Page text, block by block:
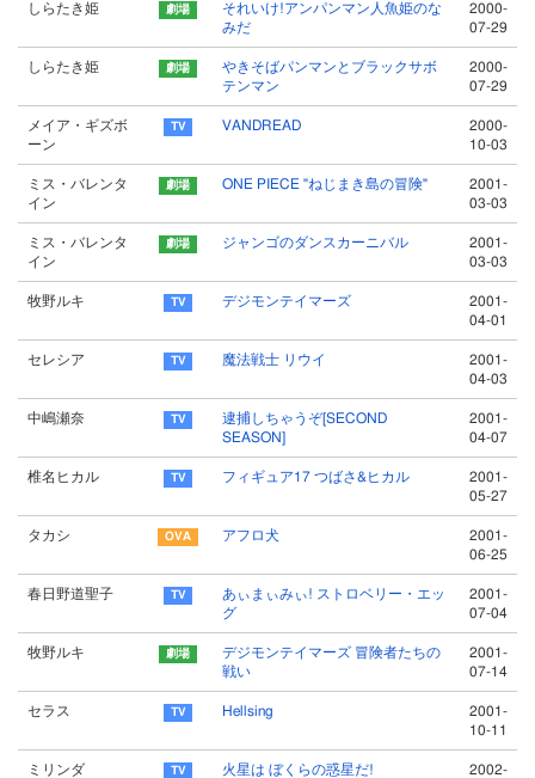
しらたき姫
それいけ!アンパンマン人魚姫のな
みだ
2000-
07-29
しらたき姫
やきそばパンマンとブラックサボ
テンマン
2000-
07-29
メイア・ギズボ
ーン
VANDREAD
2000-
10-03
ミス・バレンタ
イン
ONE PIECE "ねじまき島の冒険"
2001-
03-03
ミス・バレンタ
イン
ジャンゴのダンスカーニバル
2001-
03-03
牧野ルキ デジモンテイマーズ
2001-
04-01
セレシア 魔法戦士 リウイ
2001-
04-03
中嶋瀬奈
逮捕しちゃうぞ[SECOND
SEASON]
2001-
04-07
椎名ヒカル フィギュア17 つばさ&ヒカル
2001-
05-27
タカシ アフロ犬
2001-
06-25
春日野道聖子
あぃまぃみぃ! ストロベリー・エッ
グ
2001-
07-04
牧野ルキ
デジモンテイマーズ 冒険者たちの
戦い
2001-
07-14
セラス Hellsing
2001-
10-11
ミリンダ 火星は ぼくらの惑星だ!
2002-